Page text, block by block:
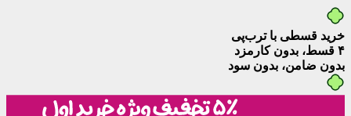
خرید قسطی با ترب‌پی
۴ قسط، بدون کارمزد
بدون ضامن، بدون سود